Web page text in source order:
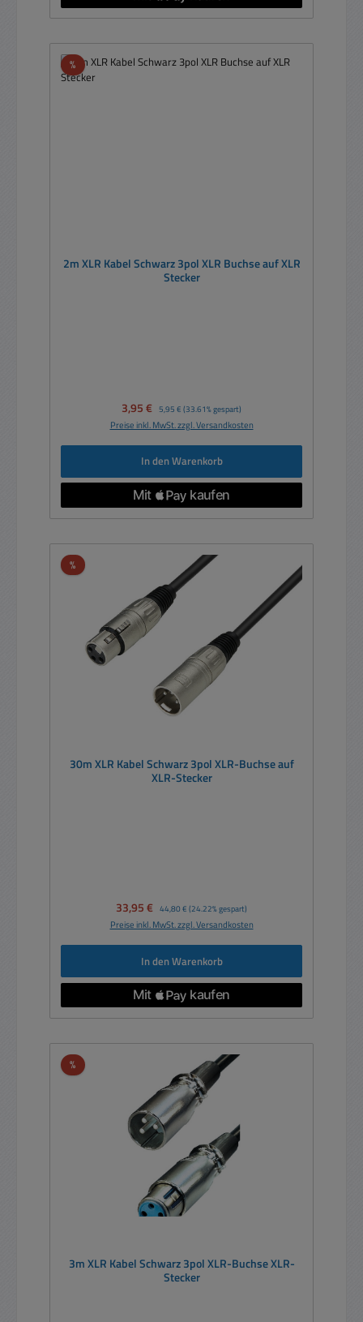
%Rabatt
2m XLR Kabel Schwarz 3pol XLR Buchse auf XLR
Stecker
Verkaufspreis:
3,95 € Regulärer Preis:
5,95 € (33.61% gespart)
Preise inkl. MwSt. zzgl. Versandkosten
In den Warenkorb
%Rabatt
30m XLR Kabel Schwarz 3pol XLR-Buchse auf
XLR-Stecker
Verkaufspreis:
33,95 € Regulärer Preis:
44,80 € (24.22% gespart)
Preise inkl. MwSt. zzgl. Versandkosten
In den Warenkorb
%Rabatt
3m XLR Kabel Schwarz 3pol XLR-Buchse XLR-
Stecker